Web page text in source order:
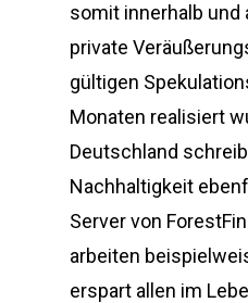
somit innerhalb und
private
gültigen
Monaten realisiert
Deutschland
Nachhaltigkeit
Server von
arbeiten
erspart allen im